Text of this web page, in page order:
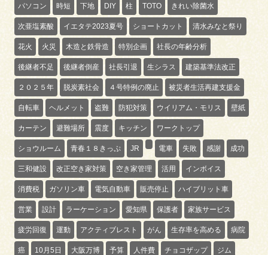
パソコン 時短 下地 DIY 柱 TOTO きれい除菌水
次亜塩素酸 イエタテ2023夏号 ショートカット 清水みなと祭り
花火 火災 木造と鉄骨造 特別企画 社長の年齢分析
後継者不足 後継者倒産 社長引退 生シラス 建築基準法改正
２０２５年 脱炭素社会 ４号特例の廃止 被災者生活再建支援金
自転車 ヘルメット 盗難 防犯対策 ウイリアム・モリス 壁紙
カーテン 避難場所 震度 キッチン ワークトップ
ショウルーム 青春１８きっぷ JR 電車 失敗 感謝 成功
三和健設 改正空き家対策 空き家管理 活用 インボイス
消費税 ガソリン車 電気自動車 販売停止 ハイブリット車
営業 設計 ラーケーション 愛知県 保護者 家族サービス
疲労回復 運動 アクティブレスト がん 生存率を高める 病院
癌 10月5日 大阪万博 予算 人件費 チョコザップ ジム